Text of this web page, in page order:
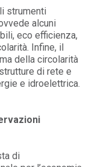
strumenti
alcuni
eco efficienza,
Infine, il
della circolarità
di rete e
e idroelettrica.
di